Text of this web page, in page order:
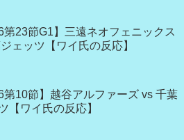
第23節G1】三遠ネオフェニックス
ェッツ【ワイ氏の反応】
第10節】越谷アルファーズ vs 千葉
【ワイ氏の反応】